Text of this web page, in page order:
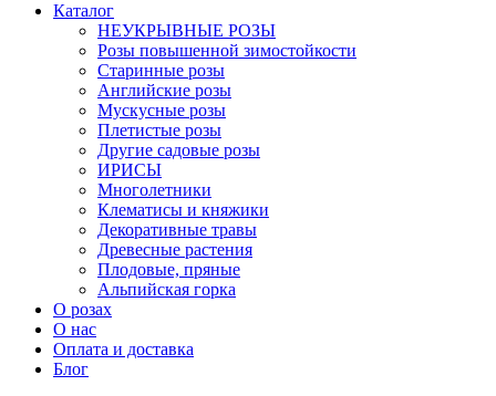
Каталог
НЕУКРЫВНЫЕ РОЗЫ
Розы повышенной зимостойкости
Старинные розы
Английские розы
Мускусные розы
Плетистые розы
Другие садовые розы
ИРИСЫ
Многолетники
Клематисы и княжики
Декоративные травы
Древесные растения
Плодовые, пряные
Альпийская горка
О розах
О нас
Оплата и доставка
Блог